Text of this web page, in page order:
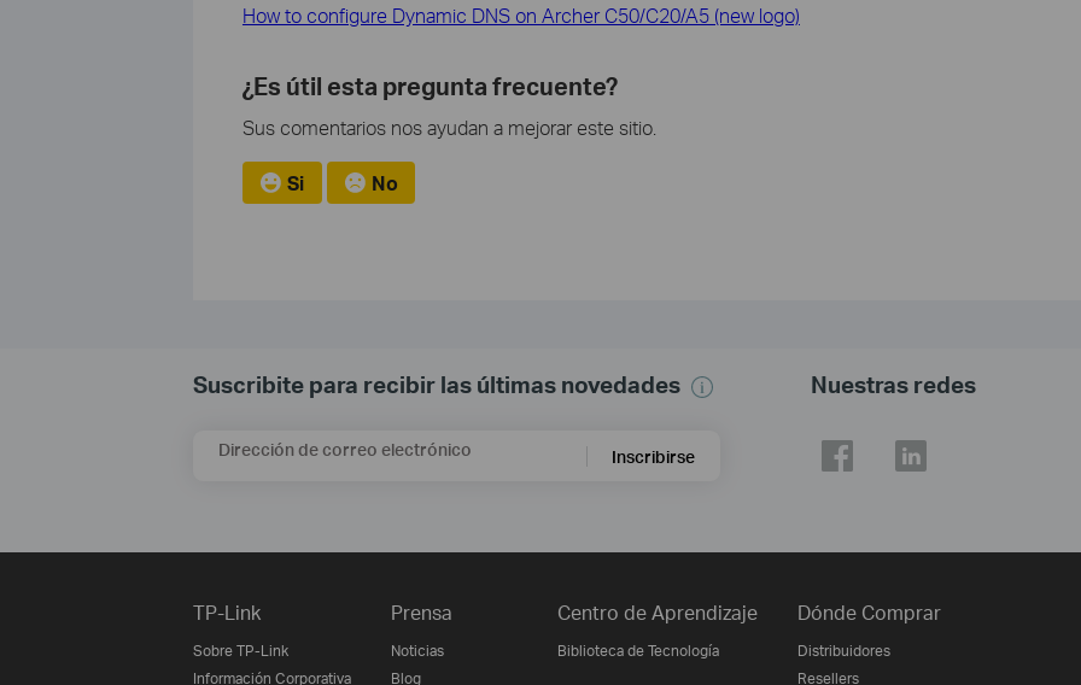
How to configure Dynamic DNS on Archer C50/C20/A5 (new logo)
¿Es útil esta pregunta frecuente?
Sus comentarios nos ayudan a mejorar este sitio.
Si No
Suscribite para recibir las últimas novedades
Dirección de correo electrónico Inscribirse
Nuestras redes
TP-Link
Sobre TP-Link
Información Corporativa
Prensa
Noticias
Blog
Centro de Aprendizaje
Biblioteca de Tecnología
Dónde Comprar
Distribuidores
Resellers